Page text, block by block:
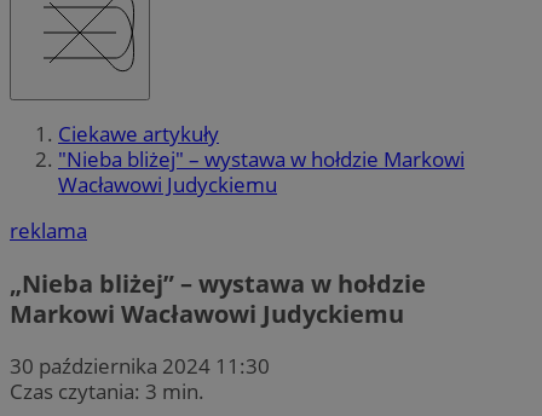
Ciekawe artykuły
"Nieba bliżej" – wystawa w hołdzie Markowi
Wacławowi Judyckiemu
reklama
„Nieba bliżej” – wystawa w hołdzie
Markowi Wacławowi Judyckiemu
30 października 2024 11:30
Czas czytania: 3 min.